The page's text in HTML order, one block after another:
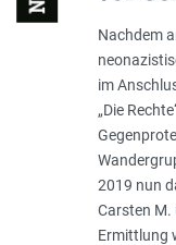
Einleitung
Nachdem
im
„Die
2019 nun
Carsten M.
Ermittlung